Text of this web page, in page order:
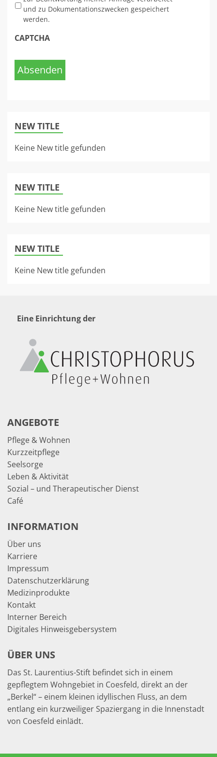
und zu Dokumentationszwecken gespeichert
werden.
CAPTCHA
Absenden
NEW TITLE
Keine New title gefunden
NEW TITLE
Keine New title gefunden
NEW TITLE
Keine New title gefunden
Eine Einrichtung der
ANGEBOTE
Pflege & Wohnen
Kurzzeitpflege
Seelsorge
Leben & Aktivität
Sozial – und Therapeutischer Dienst
Café
INFORMATION
Über uns
Karriere
Impressum
Datenschutzerklärung
Medizinprodukte
Kontakt
Interner Bereich
Digitales Hinweisgebersystem
ÜBER UNS
Das St. Laurentius-Stift befindet sich in einem
gepflegtem Wohngebiet in Coesfeld, direkt an der
„Berkel“ – einem kleinen idyllischen Fluss, an dem
entlang ein kurzweiliger Spaziergang in die Innenstadt
von Coesfeld einlädt.